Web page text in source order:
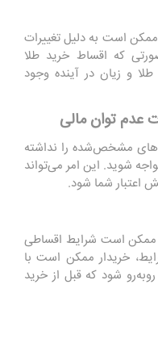
است به دلیل تغییرات
که اقساط خرید طلا
و زیان در آینده وجود
عدم توان مالی
مشخص‌شده را نداشته
شوید. این امر می‌تواند
اعتبار شما شود.
ممکن است شرایط اقساطی
خریدار ممکن است با
شود که قبل از خرید